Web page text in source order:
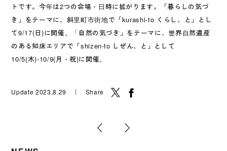
トです。今年は2つの会場・日時に拡がります。「暮らしの気づ
き」をテーマに、斜里町市街地で「kurashi-to くらし、と」とし
て9/17(日)に開催。「自然の気づき」をテーマに、世界自然遺産
のある知床エリアで「shizen-to しぜん、と」として
10/5(木)-10/9(月・祝)に開催。
Update 2023.8.29 ｜ Share